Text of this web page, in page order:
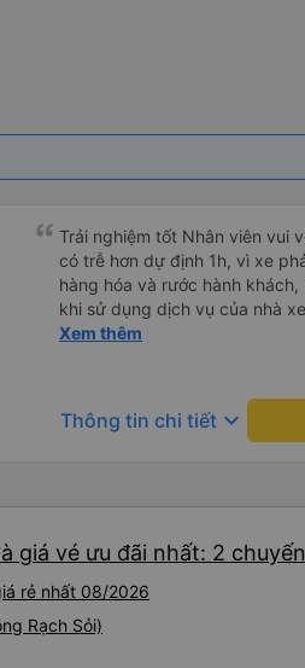
Trải nghiệm tốt Nhân viên vui
có trễ hơn dự định 1h, vì xe
hàng hóa và rước hành
khi sử dụng dịch vụ của nhà
thiệu cho người thân sử dụng
Xem thêm
Thông tin chi tiết keyboard_arrow_down
giá vé ưu đãi nhất: 2 chuyến
rẻ nhất 08/2026
Rạch Sỏi)